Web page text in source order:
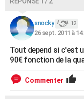
S'inscrire
Se connecter
Lycées
Collèges
Primaires
Universités
Entreprises
Service militaire
Avis de recherche
AVIS DE DÉCÈS
FORUM
snocky 12
26 sept. 2011 à
Tout depend si c'est
90€ fonction de la
Commenter